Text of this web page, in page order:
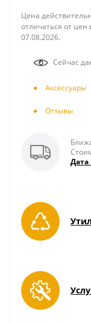
Цена
отличаться от
07.08.2026.
Сейчас
Аксесcуары
Отзывы
Дата